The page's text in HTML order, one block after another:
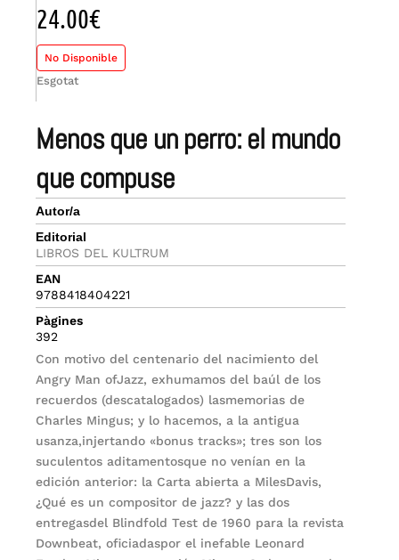
menos que un perro: el mundo
que compuse
Autor/a
Editorial
LIBROS DEL KULTRUM
EAN
9788418404221
Pàgines
392
Con motivo del centenario del nacimiento del
Angry Man ofJazz, exhumamos del baúl de los
recuerdos (descatalogados) lasmemorias de
Charles Mingus; y lo hacemos, a la antigua
usanza,injertando «bonus tracks»; tres son los
suculentos aditamentosque no venían en la
edición anterior: la Carta abierta a MilesDavis,
¿Qué es un compositor de jazz? y las dos
entregasdel Blindfold Test de 1960 para la revista
Downbeat, oficiadaspor el inefable Leonard
24.00€
No Disponible
Esgotat